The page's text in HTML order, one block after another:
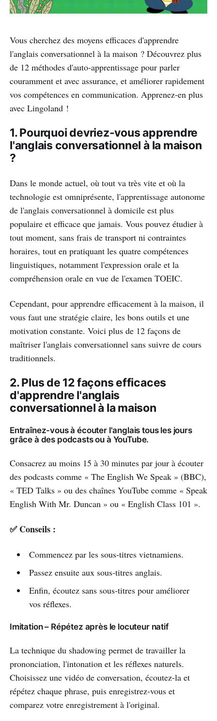
Vous cherchez des moyens efficaces d'apprendre
l'anglais conversationnel à la maison ? Découvrez plus
de 12 méthodes d'auto-apprentissage pour parler
couramment et avec assurance, et améliorer rapidement
vos compétences en communication. Apprenez-en plus
avec Lingoland !
1. Pourquoi devriez-vous apprendre
l'anglais conversationnel à la maison
?
Dans le monde actuel, où tout va très vite et où la
technologie est omniprésente, l'apprentissage autonome
de l'anglais conversationnel à domicile est plus
populaire et efficace que jamais. Vous pouvez étudier à
tout moment, sans frais de transport ni contraintes
horaires, tout en pratiquant les quatre compétences
linguistiques, notamment l'expression orale et la
compréhension orale en vue de l'examen TOEIC.
Cependant, pour apprendre efficacement à la maison, il
vous faut une stratégie claire, les bons outils et une
motivation constante. Voici plus de 12 façons de
maîtriser l'anglais conversationnel sans suivre de cours
traditionnels.
2. Plus de 12 façons efficaces
d'apprendre l'anglais
conversationnel à la maison
Entraînez-vous à écouter l'anglais tous les jours
grâce à des podcasts ou à YouTube.
Consacrez au moins 15 à 30 minutes par jour à écouter
des podcasts comme « The English We Speak » (BBC),
« TED Talks » ou des chaînes YouTube comme « Speak
English With Mr. Duncan » ou « English Class 101 ».
✅ Conseils :
Commencez par les sous-titres vietnamiens.
Passez ensuite aux sous-titres anglais.
Enfin, écoutez sans sous-titres pour améliorer
vos réflexes.
Imitation – Répétez après le locuteur natif
La technique du shadowing permet de travailler la
prononciation, l'intonation et les réflexes naturels.
Choisissez une vidéo de conversation, écoutez-la et
répétez chaque phrase, puis enregistrez-vous et
comparez votre enregistrement à l'original.